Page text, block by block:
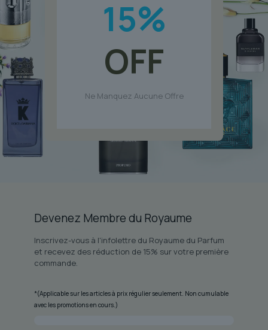
15%
OFF
Ne Manquez Aucune Offre
Devenez Membre du Royaume
Inscrivez-vous à l'infolettre du Royaume du Parfum
et recevez des réduction de 15% sur votre première
commande.
*(Applicable sur les articles à prix régulier seulement. Non cumulable
avec les promotions en cours.)